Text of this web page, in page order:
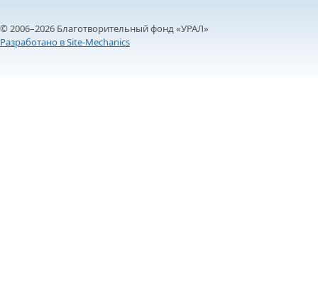
© 2006–2026 Благотворительный фонд «УРАЛ»
Разработано в Site-Mechanics